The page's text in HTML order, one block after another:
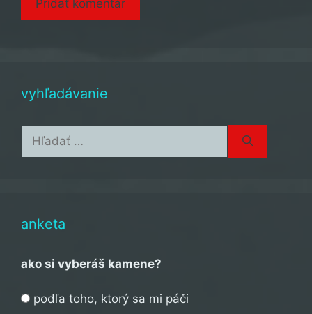
vyhľadávanie
anketa
ako si vyberáš kamene?
podľa toho, ktorý sa mi páči